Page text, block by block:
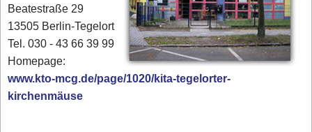
Beatestraße 29
13505 Berlin-Tegelort
Tel. 030 - 43 66 39 99‎
Homepage:
www.kto-mcg.de/page/1020/kita-tegelorter-
kirchenmäuse